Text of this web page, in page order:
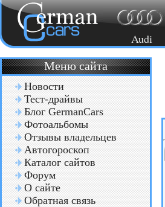
Audi
Меню сайта
Новости
Тест-драйвы
Блог GermanCars
Фотоальбомы
Отзывы владельцев
Автогороскоп
Каталог сайтов
Форум
О сайте
Обратная связь